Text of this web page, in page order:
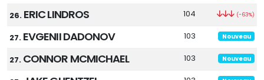
26. ERIC LINDROS 104 (-63%)
27. EVGENII DADONOV 103 Nouveau
27. CONNOR MCMICHAEL 103 Nouveau